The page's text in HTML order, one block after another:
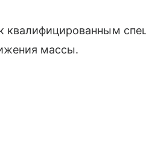
квалифицированным
массы.